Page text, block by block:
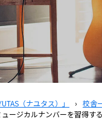
（ナユタス）」 › 校舎
ュージカルナンバーを習得す